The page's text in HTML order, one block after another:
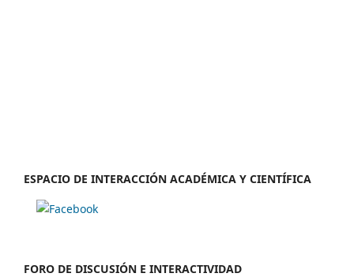
ESPACIO DE INTERACCIÓN ACADÉMICA Y CIENTÍFICA
FORO DE DISCUSIÓN E INTERACTIVIDAD